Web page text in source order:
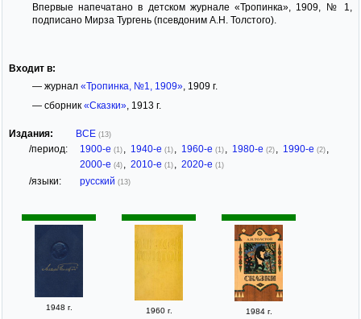
Впервые напечатано в детском журнале «Тропинка», 1909, № 1,
подписано Мирза Тургень (псевдоним А.Н. Толстого).
Входит в:
— журнал «Тропинка, №1, 1909», 1909 г.
— сборник «Сказки», 1913 г.
Издания: ВСЕ (13)
/период: 1900-е (1) 1940-е (1) 1960-е (1) 1980-е (2) 1990-е (2)
2000-е (4) 2010-е (1) 2020-е (1)
/языки: русский (13)
1948 г. 1960 г. 1984 г.